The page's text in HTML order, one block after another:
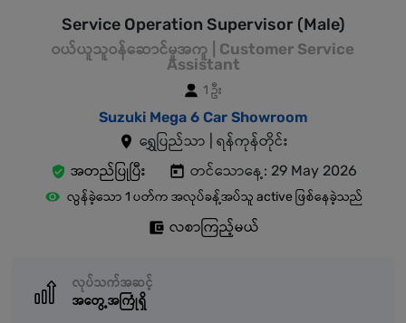
Service Operation Supervisor (Male)
ဝယ်ယူသူဝန်ဆောင်မှုအကူ | Customer Service
Assistant
1 ဦး
Suzuki Mega 6 Car Showroom
ရွှေပြည်သာ | ရန်ကုန်တိုင်း
အတည်ပြုပြီး
တင်သောနေ့: 29 May 2026
လွန်ခဲ့သော 1 ပတ်က အလုပ်ခန့်အပ်သူ active ဖြစ်နေခဲ့သည်
လစာကြည့်မယ်
လုပ်သက်အဆင့်
အတွေ့အကြုံရှိ